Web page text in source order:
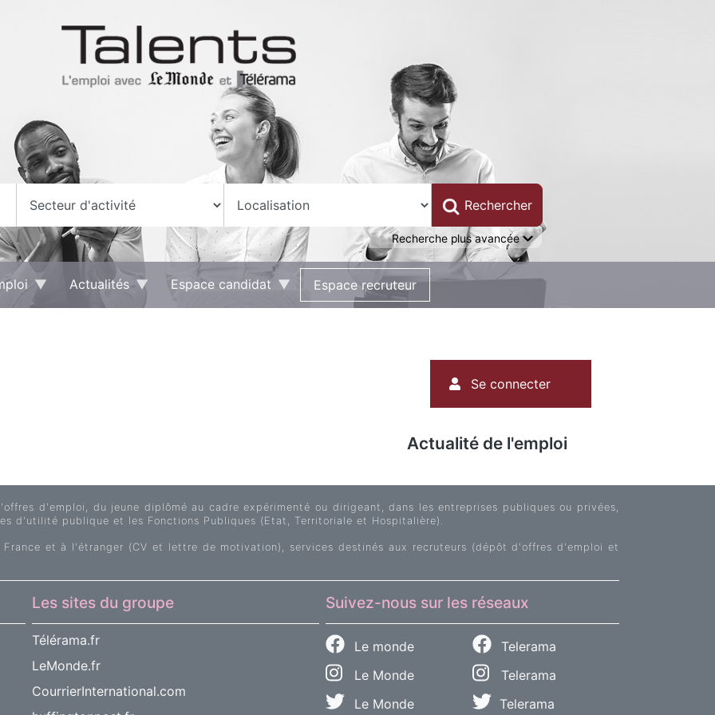
Recherche plus avancée
Actualités Espace candidat Espace recruteur
du
compte
l'utilisateur
Se connecter
Actualité de l'emploi
d'emploi, du jeune diplômé au cadre expérimenté ou dirigeant, dans les entreprises publiques ou privées,
d'utilité publique et les Fonctions Publiques (Etat, Territoriale et Hospitalière).
et à l'étranger (CV et lettre de motivation), services destinés aux recruteurs (dépôt d'offres d'emploi et
Les sites du groupe
Télérama.fr
LeMonde.fr
CourrierInternational.com
Suivez-nous sur les réseaux
Le monde
Telerama
Le Monde
Telerama
Le Monde
Telerama